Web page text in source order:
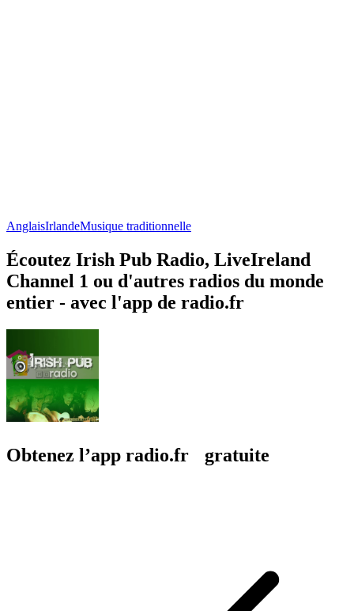
AnglaisIrlandeMusique traditionnelle
Écoutez Irish Pub Radio, LiveIreland
Channel 1 ou d'autres radios du monde
entier - avec l'app de radio.fr
Obtenez l’app radio.fr gratuite